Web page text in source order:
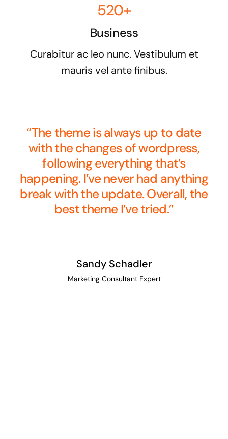
520+
Business
Curabitur ac leo nunc. Vestibulum et
mauris vel ante finibus.
“The theme is always up to date
with the changes of wordpress,
following everything that’s
happening. I’ve never had anything
break with the update. Overall, the
best theme I’ve tried.”
Sandy Schadler
Marketing Consultant Expert